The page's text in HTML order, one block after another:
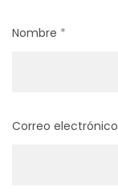
Nombre *
Correo electrónico